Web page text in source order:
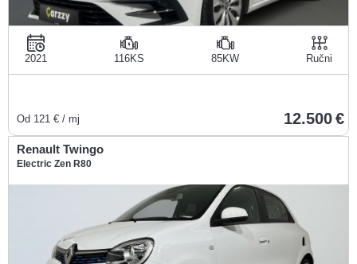
2021 116KS 85KW Ručni
Od 121 € / mj 12.500
Renault Twingo
Electric Zen R80